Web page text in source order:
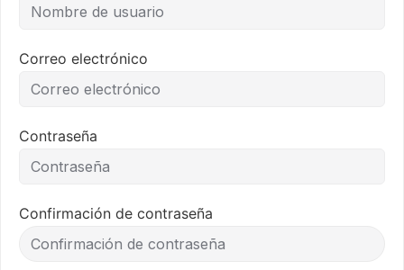
Correo electrónico
Contraseña
Confirmación de contraseña